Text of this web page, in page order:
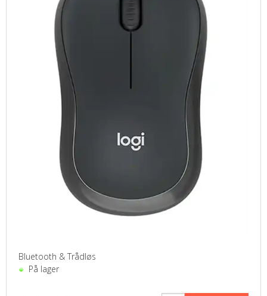
Bluetooth & Trådløs
På lager